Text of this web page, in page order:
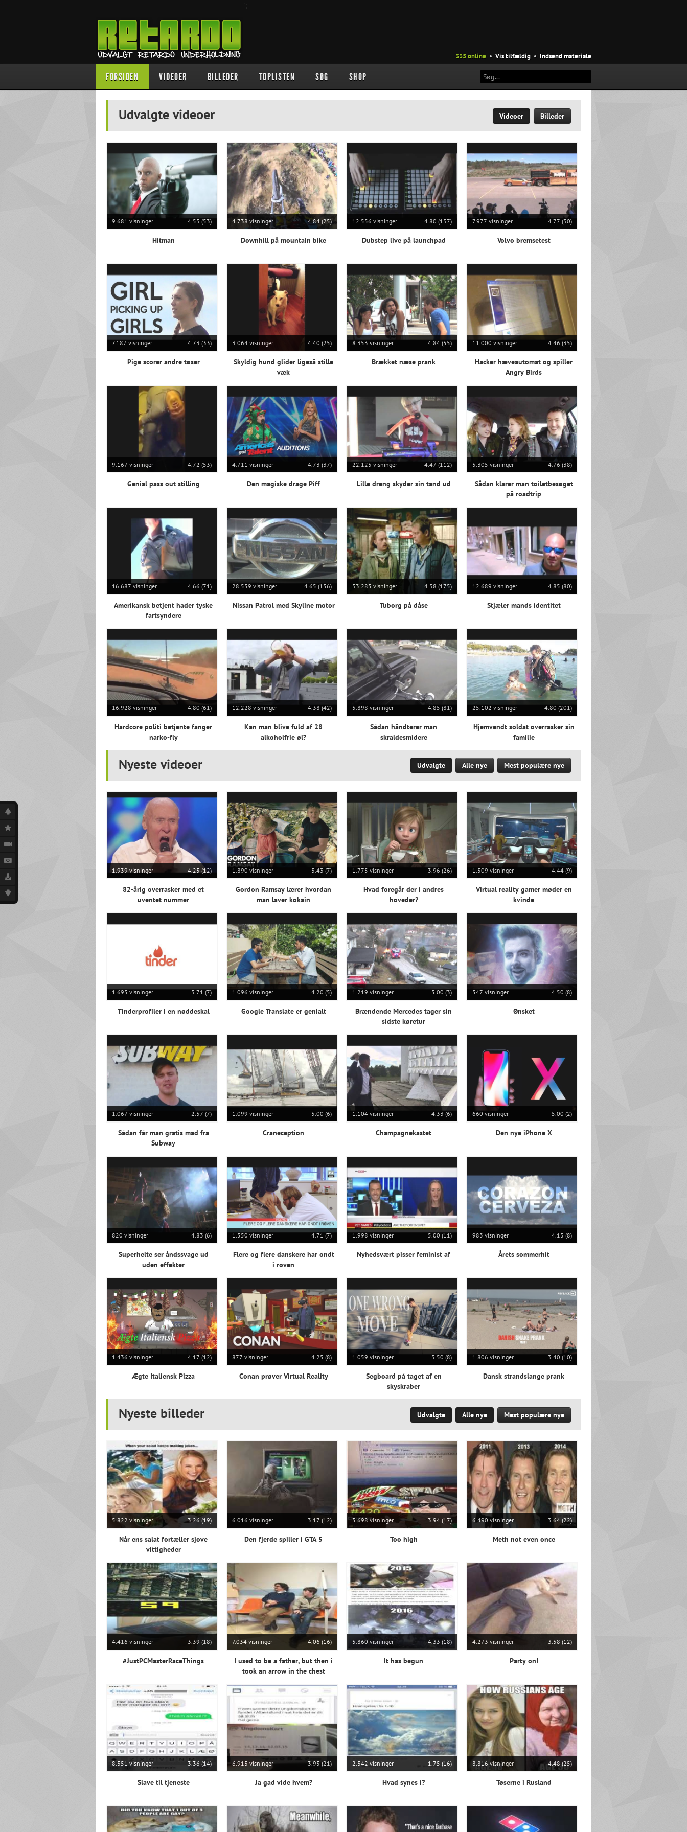
";
335 online • Vis tilfældig • Indsend materiale
FORSIDEN VIDEOER BILLEDER TOPLISTEN SØG SHOP
Udvalgte videoer Videoer Billeder
9.681 visninger 4.53 (53)
Hitman
4.738 visninger 4.84 (25)
Downhill på mountain bike
12.556 visninger 4.80 (137)
Dubstep live på launchpad
7.977 visninger 4.77 (30)
Volvo bremsetest
7.187 visninger 4.73 (33)
Pige scorer andre tøser
3.064 visninger 4.40 (25)
Skyldig hund glider ligeså stille
væk
8.353 visninger 4.84 (55)
Brækket næse prank
11.000 visninger 4.46 (35)
Hacker hæveautomat og spiller
Angry Birds
9.167 visninger 4.72 (53)
Genial pass out stilling
4.711 visninger 4.73 (37)
Den magiske drage Piff
22.125 visninger 4.47 (112)
Lille dreng skyder sin tand ud
5.305 visninger 4.76 (38)
Sådan klarer man toiletbesøget
på roadtrip
16.687 visninger 4.66 (71)
Amerikansk betjent hader tyske
fartsyndere
28.559 visninger 4.65 (156)
Nissan Patrol med Skyline motor
33.285 visninger 4.38 (175)
Tuborg på dåse
12.689 visninger 4.85 (80)
Stjæler mands identitet
16.928 visninger 4.80 (61)
Hardcore politi betjente fanger
narko-fly
12.228 visninger 4.38 (42)
Kan man blive fuld af 28
alkoholfrie øl?
5.898 visninger 4.85 (81)
Sådan håndterer man
skraldesmidere
25.102 visninger 4.80 (201)
Hjemvendt soldat overrasker sin
familie
Nyeste videoer Udvalgte Alle nye Mest populære nye
1.939 visninger 4.25 (12)
82-årig overrasker med et
uventet nummer
1.890 visninger 3.43 (7)
Gordon Ramsay lærer hvordan
man laver kokain
1.775 visninger 3.96 (26)
Hvad foregår der i andres
hoveder?
1.509 visninger 4.44 (9)
Virtual reality gamer møder en
kvinde
1.695 visninger 3.71 (7)
Tinderprofiler i en nøddeskal
1.096 visninger 4.20 (5)
Google Translate er genialt
1.219 visninger 5.00 (3)
Brændende Mercedes tager sin
sidste køretur
547 visninger 4.50 (8)
Ønsket
1.067 visninger 2.57 (7)
Sådan får man gratis mad fra
Subway
1.099 visninger 5.00 (6)
Craneception
1.104 visninger 4.33 (6)
Champagnekastet
660 visninger 5.00 (2)
Den nye iPhone X
820 visninger 4.83 (6)
Superhelte ser åndssvage ud
uden effekter
1.550 visninger 4.71 (7)
Flere og flere danskere har ondt
i røven
1.998 visninger 5.00 (11)
Nyhedsvært pisser feminist af
983 visninger 4.13 (8)
Årets sommerhit
1.436 visninger 4.17 (12)
Ægte Italiensk Pizza
877 visninger 4.25 (8)
Conan prøver Virtual Reality
1.059 visninger 3.50 (8)
Segboard på taget af en
skyskraber
1.806 visninger 3.40 (10)
Dansk strandslange prank
Nyeste billeder Udvalgte Alle nye Mest populære nye
5.822 visninger 3.26 (19)
Når ens salat fortæller sjove
vittigheder
6.016 visninger 3.17 (12)
Den fjerde spiller i GTA 5
5.698 visninger 3.94 (17)
Too high
6.490 visninger 3.64 (22)
Meth not even once
4.416 visninger 3.39 (18)
#JustPCMasterRaceThings
7.034 visninger 4.06 (16)
I used to be a father, but then i
took an arrow in the chest
5.860 visninger 4.33 (18)
It has begun
4.273 visninger 3.58 (12)
Party on!
8.351 visninger 3.36 (14)
Slave til tjeneste
6.913 visninger 3.95 (21)
Ja gad vide hvem?
2.342 visninger 1.75 (16)
Hvad synes i?
8.816 visninger 4.48 (25)
Tøserne i Rusland